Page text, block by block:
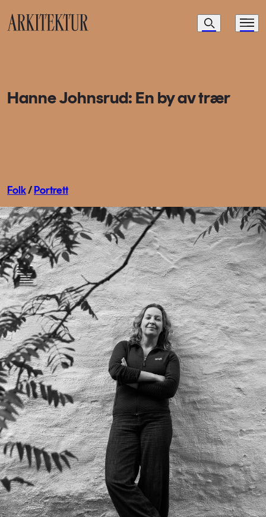
Navigasjon
Søk Meny
Hanne Johnsrud: En by av trær
Folk/Portrett